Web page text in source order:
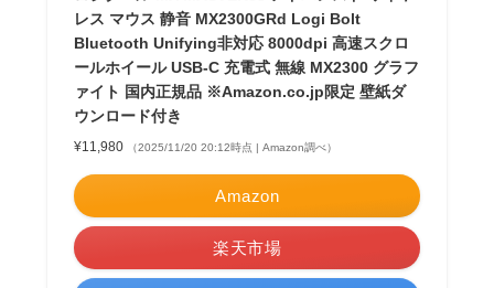
レス マウス 静音 MX2300GRd Logi Bolt
Bluetooth Unifying非対応 8000dpi 高速スクロ
ールホイール USB-C 充電式 無線 MX2300 グラフ
ァイト 国内正規品 ※Amazon.co.jp限定 壁紙ダ
ウンロード付き
¥11,980 （2025/11/20 20:12時点 | Amazon調べ）
Amazon
楽天市場